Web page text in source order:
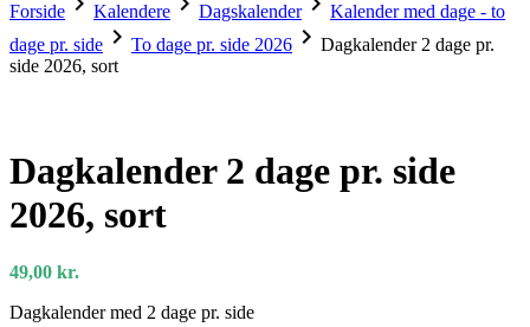
Forside Kalendere Dagskalender
Kalender med dage - to
dage pr. side chevron_right To dage pr. side 2026 chevron_right Dagkalender 2 dage pr.
side 2026, sort
Dagkalender 2 dage pr. side
2026, sort
49,00 kr.
Dagkalender med 2 dage pr. side